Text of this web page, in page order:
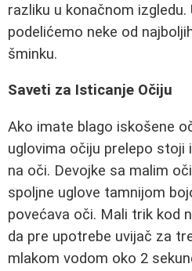
razliku u konačnom izgledu.
podelićemo neke od
šminku.
Saveti za Isticanje Očiju
Ako imate blago iskošene
uglovima očiju prelepo
na oči. Devojke sa malim
spoljne uglove tamnijom
povećava oči. Mali trik kod
da pre upotrebe uvijač za
mlakom vodom oko 2